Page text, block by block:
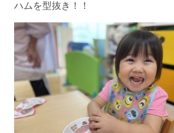
ハムを型抜き！！